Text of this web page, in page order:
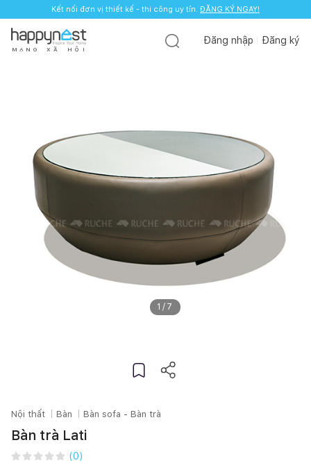
Kết nối đơn vị thiết kế - thi công uy tín. ĐĂNG KÝ NGAY!
M Ạ N G X Ã H Ộ I
Đăng nhập Đăng ký
1 / 7
Nội thất Bàn Bàn sofa - Bàn trà
Bàn trà Lati
(0)